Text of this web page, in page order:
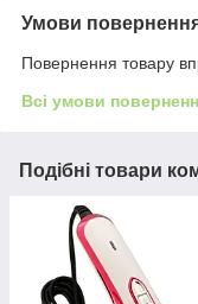
Умови
Повернення товару
Всі умови
Подібні товари